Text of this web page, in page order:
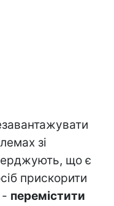
зі
що є
прискорити
- перемістити